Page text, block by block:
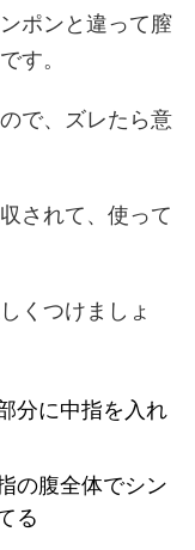
ポンと違って膣
す。
で、ズレたら意
されて、使って
くつけましょ
分に中指を入れ
の腹全体でシン
る